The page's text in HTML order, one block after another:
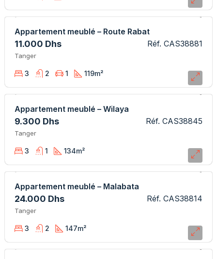
Appartement meublé – Route Rabat
11.000 Dhs Réf. CAS38881
Tanger
3 2 1 119m²
Appartement meublé – Wilaya
9.300 Dhs Réf. CAS38845
Tanger
3 1 134m²
Appartement meublé – Malabata
24.000 Dhs Réf. CAS38814
Tanger
3 2 147m²